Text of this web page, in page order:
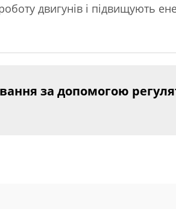
двигунів і підвищують
за допомогою